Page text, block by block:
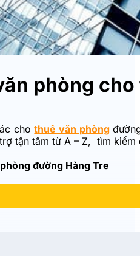
phòng
chothuê văn phòng
tận tâm từ A – Z, tìm
đường Hàng Tre